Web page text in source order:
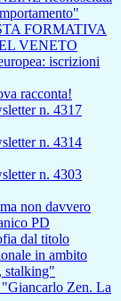
FORMATIVA
VENETO
iscrizioni
racconta!
n. 4317
n. 4314
n. 4303
non davvero
PD
dal titolo
in ambito
stalking"
"Giancarlo Zen. La